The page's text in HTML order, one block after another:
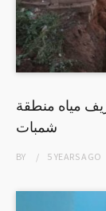
مياه منطقة
شمبات
BY 5 YEARSAGO